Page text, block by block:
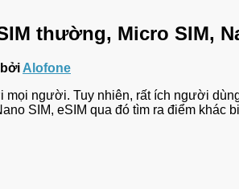
thường, Micro SIM,
Alofone
người. Tuy nhiên, rất ích người
SIM, eSIM qua đó tìm ra điểm